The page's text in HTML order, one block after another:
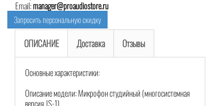
Email:manager@proaudiostore.ru
Запросить персональную скидку
ОПИСАНИЕ Доставка Отзывы
Основные характеристики:
Описание модели: Микрофон студийный (многосистемная
версия JS-1)